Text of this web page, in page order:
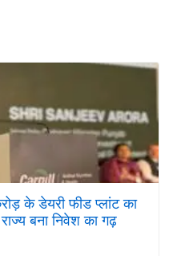
के डेयरी फीड प्लांट का
बना निवेश का गढ़